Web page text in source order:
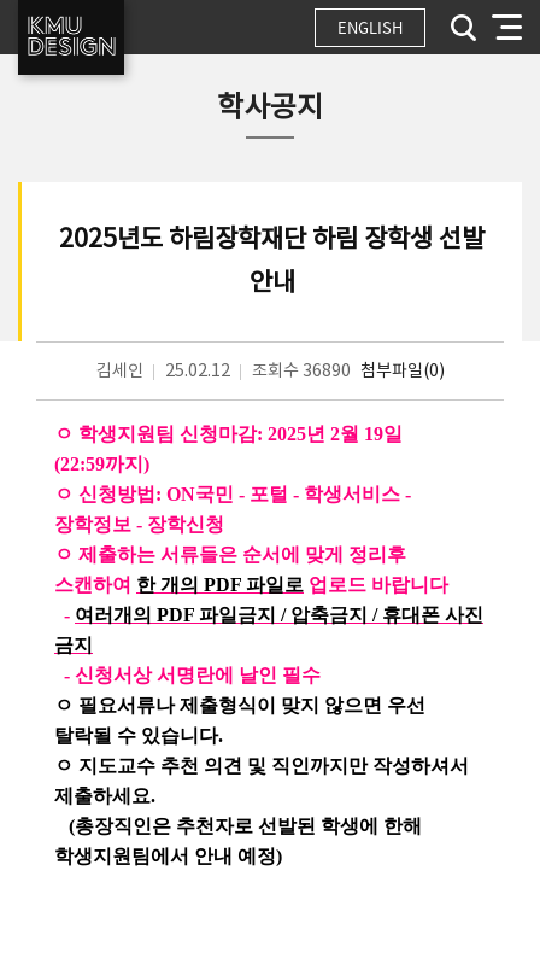
ENGLISH
학사공지
2025년도 하림장학재단 하림 장학생 선발
안내
김세인 25.02.12 조회수 36890 첨부파일(0)
ㅇ 학생지원팀 신청마감: 2025년 2월 19일
(22:59까지)
ㅇ 신청방법: ON국민 - 포털 - 학생서비스 -
장학정보 - 장학신청
ㅇ 제출하는 서류들은 순서에 맞게 정리후
스캔하여 한 개의 PDF 파일로 업로드 바랍니다
- 여러개의 PDF 파일금지 / 압축금지 / 휴대폰 사진
금지
- 신청서상 서명란에 날인 필수
ㅇ 필요서류나 제출형식이 맞지 않으면 우선
탈락될 수 있습니다.
ㅇ 지도교수 추천 의견 및 직인까지만 작성하셔서
제출하세요.
(총장직인은 추천자로 선발된 학생에 한해
학생지원팀에서 안내 예정)